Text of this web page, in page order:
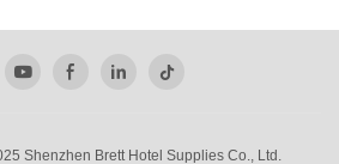
Dinnerware
Shenzhen Brett Hotel Supplies Co., Ltd.